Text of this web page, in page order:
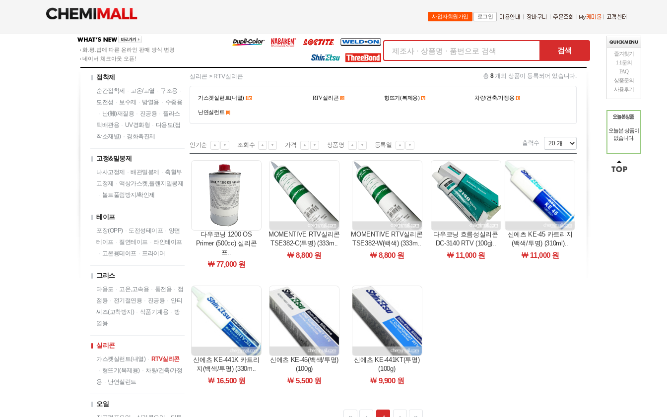
사업자회원가입 로그인
화.평.법에 따른 온라인 판매 방식 변경
네이버 체크아웃 오픈!
검색
즐겨찾기
1:1문의
FAQ
상품문의
사용후기
오늘본 상품이
없습니다.
접착제
순간접착제 · 고온/고열 · 구조용 ·
도전성 · 보수제 · 방열용 · 수중용
· 난(難)재질용 · 진공용 · 플라스
틱배관용 · UV경화형 · 다용도(접
착소재별) · 경화촉진제
고정&밀봉제
나사고정제 · 배관밀봉제 · 축혈부
고정제
· 액상가스켓,플랜지밀봉제
· 볼트풀림방지/확인제
테이프
포장(OPP) · 도전성테이프 · 양면
테이프 · 절연테이프 · 라인테이프
· 고온용테이프 · 프라이머
그리스
다용도 · 고온,고속용 · 통전용 · 접
점용 · 전기절연용 · 진공용 · 안티
씨즈(고착방지) · 식품기계용 · 방
열용
실리콘
가스켓실런트(내열) · RTV실리콘
· 형뜨기(복제용) · 차량/건축/가정
용 · 난연실런트
오일
실리콘 > RTV실리콘 총 8개의 상품이 등록되어 있습니다.
가스켓실런트(내열) [15] RTV실리콘 [8] 형뜨기(복제용) [7] 차량/건축/가정용 [3]
난연실런트 [0]
인기순 ▲ ▼ 조회수 ▲ ▼ 가격 ▲ ▼ 상품명 ▲ ▼ 등록일 ▲ ▼ 출력수
다우코닝 1200 OS
Primer (500cc) 실리콘
프..
￦ 77,000 원
MOMENTIVE RTV실리콘
TSE382-C(투명) (333m..
￦ 8,800 원
MOMENTIVE RTV실리콘
TSE382-W(백색) (333m..
￦ 8,800 원
다우코닝 흐름성실리콘
DC-3140 RTV (100g)..
￦ 11,000 원
신에츠 KE-45 카트리지
(백색/투명) (310ml)..
￦ 11,000 원
신에츠 KE-441K 카트리
지(백색/투명) (330m..
￦ 16,500 원
신에츠 KE-45(백색/투명)
(100g)
￦ 5,500 원
신에츠 KE-441KT(투명)
(100g)
￦ 9,900 원